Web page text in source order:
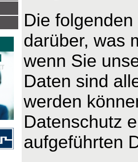
Die
darüber, was
wenn Sie
Daten sind
werden
Datenschutz
aufgeführten